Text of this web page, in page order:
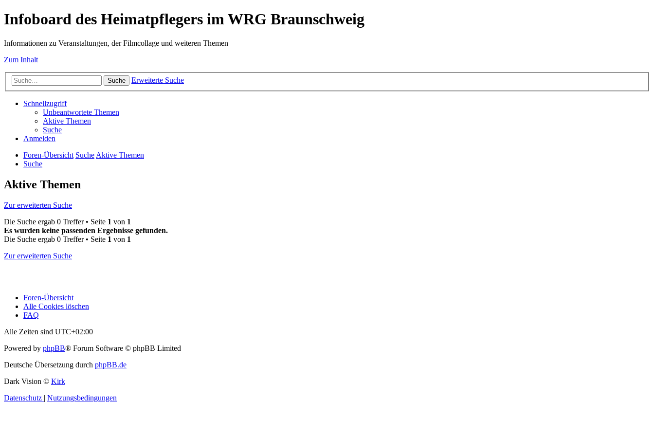
Infoboard des Heimatpflegers im WRG Braunschweig
Informationen zu Veranstaltungen, der Filmcollage und weiteren Themen
Zum Inhalt
Suche Erweiterte Suche
Schnellzugriff
Unbeantwortete Themen
Aktive Themen
Suche
Anmelden
Foren-Übersicht SucheAktive Themen
Suche
Aktive Themen
Zur erweiterten Suche
Die Suche ergab 0 Treffer • Seite 1 von 1
Es wurden keine passenden Ergebnisse gefunden.
Die Suche ergab 0 Treffer • Seite 1 von 1
Zur erweiterten Suche
Foren-Übersicht
Alle Cookies löschen
FAQ
Alle Zeiten sind UTC+02:00
Powered by phpBB® Forum Software © phpBB Limited
Deutsche Übersetzung durch phpBB.de
Dark Vision © Kirk
Datenschutz | Nutzungsbedingungen